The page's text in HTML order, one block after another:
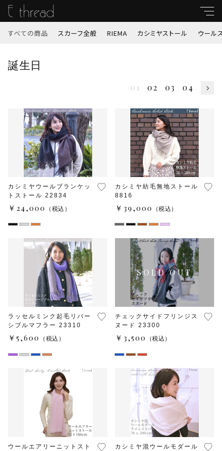
すべての商品 スカーフ全般 RIEMA カシミヤストール ウール
誕生日
01 02 03 04
カシミヤウールブランケッ
トストール 22834
￥24,000 （税込）
カシミヤ紡毛無地ストール
8816
￥39,000 （税込）
ラッセルミンク起毛リバー
シブルマフラー 23310
￥5,600 （税込）
チェックサイドフリンジス
ヌード 23300
￥3,500 （税込）
ウールエアリーニットスト
カシミヤ混ウールモダール
カシミヤストール
ウールストール
秋冬ストール（サスティナブルストール他）
フォーマル
ウェルネス＆ヘルスケア
機能性付加ストール
春夏ストール
子カテゴリ
価格帯
～
並び順
その他
在庫あり